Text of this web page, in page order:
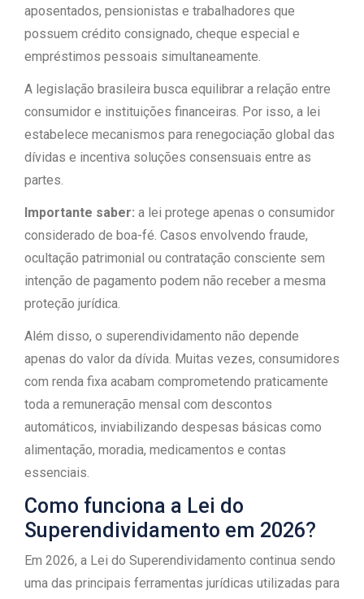
aposentados, pensionistas e trabalhadores que
possuem crédito consignado, cheque especial e
empréstimos pessoais simultaneamente.
A legislação brasileira busca equilibrar a relação entre
consumidor e instituições financeiras. Por isso, a lei
estabelece mecanismos para renegociação global das
dívidas e incentiva soluções consensuais entre as
partes.
Importante saber: a lei protege apenas o consumidor
considerado de boa-fé. Casos envolvendo fraude,
ocultação patrimonial ou contratação consciente sem
intenção de pagamento podem não receber a mesma
proteção jurídica.
Além disso, o superendividamento não depende
apenas do valor da dívida. Muitas vezes, consumidores
com renda fixa acabam comprometendo praticamente
toda a remuneração mensal com descontos
automáticos, inviabilizando despesas básicas como
alimentação, moradia, medicamentos e contas
essenciais.
Como funciona a Lei do
Superendividamento em 2026?
Em 2026, a Lei do Superendividamento continua sendo
uma das principais ferramentas jurídicas utilizadas para